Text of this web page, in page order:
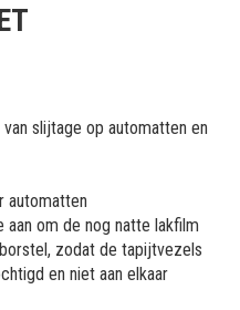
slijtage op automatten en
automatten
om de nog natte lakfilm
zodat de tapijtvezels
en niet aan elkaar